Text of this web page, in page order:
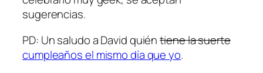
sugerencias.
PD: Un saludo a David quiéntiene la suerte
cumpleaños el mismo día que yo.